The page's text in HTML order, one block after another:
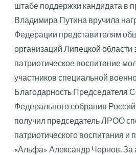
штабе поддержки кандидата в
Владимира Путина вручила
Федерации представителям
организаций Липецкой области
патриотическое воспитание
участников специальной
Благодарность Председателя
Федерального собрания
получил председатель ЛРОО
патриотического воспитания и
«Альфа» Александр Чернов. За